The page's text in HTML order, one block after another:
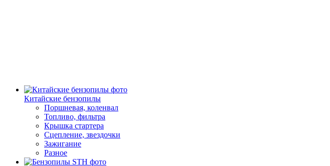
Китайские бензопилы
Поршневая, коленвал
Топливо, фильтра
Крышка стартера
Сцепление, звездочки
Зажигание
Разное